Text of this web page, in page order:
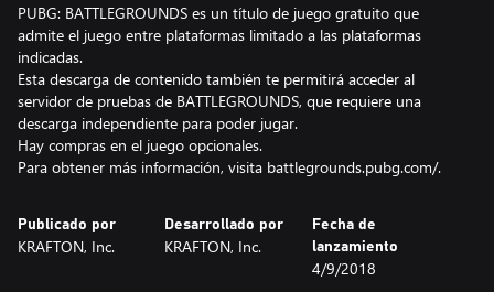
PUBG: BATTLEGROUNDS es un título de juego gratuito que
admite el juego entre plataformas limitado a las plataformas
indicadas.
Esta descarga de contenido también te permitirá acceder al
servidor de pruebas de BATTLEGROUNDS, que requiere una
descarga independiente para poder jugar.
Hay compras en el juego opcionales.
Para obtener más información, visita battlegrounds.pubg.com/.
Publicado por
KRAFTON, Inc.
Desarrollado por
KRAFTON, Inc.
Fecha de
lanzamiento
4/9/2018